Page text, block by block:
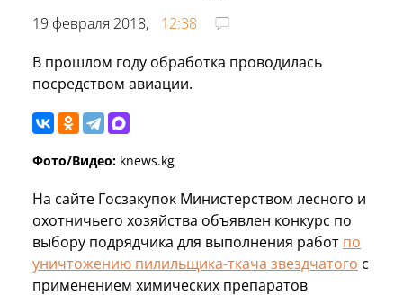
19 февраля 2018,
12:38
В прошлом году обработка проводилась
посредством авиации.
Фото/Видео: knews.kg
На сайте Госзакупок Министерством лесного и
охотничьего хозяйства объявлен конкурс по
выбору подрядчика для выполнения работ по
уничтожению пилильщика-ткача звездчатого с
применением химических препаратов